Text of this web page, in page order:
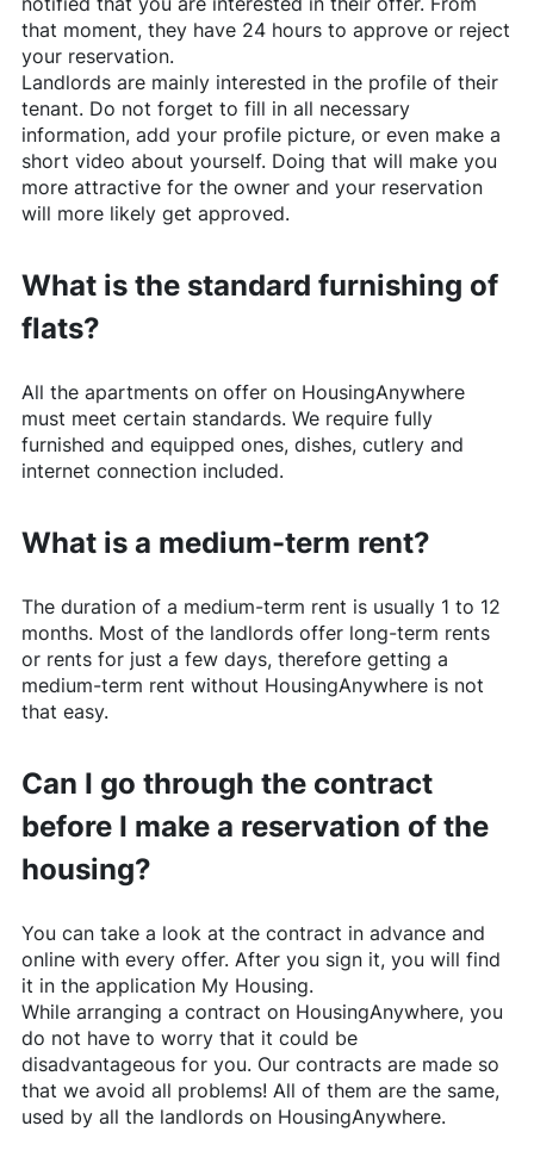
that moment, they have 24 hours to approve or reject
your reservation.
Landlords are mainly interested in the profile of their
tenant. Do not forget to fill in all necessary
information, add your profile picture, or even make a
short video about yourself. Doing that will make you
more attractive for the owner and your reservation
will more likely get approved.
What is the standard furnishing of
flats?
All the apartments on offer on HousingAnywhere
must meet certain standards. We require fully
furnished and equipped ones, dishes, cutlery and
internet connection included.
What is a medium-term rent?
The duration of a medium-term rent is usually 1 to 12
months. Most of the landlords offer long-term rents
or rents for just a few days, therefore getting a
medium-term rent without HousingAnywhereis not
that easy.
Can I go through the contract
before I make a reservation of the
housing?
You can take a look at the contract in advance and
online with every offer. After you sign it, you will find
it in the application My Housing.
While arranging a contract on HousingAnywhere, you
do not have to worry that it could be
disadvantageous for you. Our contracts are made so
that we avoid all problems! All of them are the same,
used by all the landlords on HousingAnywhere.